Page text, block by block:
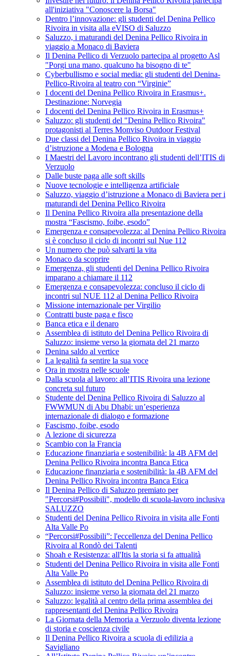
all'iniziativa "Conoscere la Borsa"
Dentro l’innovazione: gli studenti del Denina Pellico
Rivoira in visita alla eVISO di Saluzzo
Saluzzo, i maturandi del Denina Pellico Rivoira in
viaggio a Monaco di Baviera
Il Denina Pellico di Verzuolo partecipa al progetto Asl
"Porgi una mano, qualcuno ha bisogno di te"
Cyberbullismo e social media: gli studenti del Denina-
Pellico-Rivoira al teatro con “Virginie”
I docenti del Denina Pellico Rivoira in Erasmus+.
Destinazione: Norvegia
I docenti del Denina Pellico Rivoira in Erasmus+
Saluzzo: gli studenti del "Denina Pellico Rivoira"
protagonisti al Terres Monviso Outdoor Festival
Due classi del Denina Pellico Rivoira in viaggio
d’istruzione a Modena e Bologna
I Maestri del Lavoro incontrano gli studenti dell’ITIS di
Verzuolo
Dalle buste paga alle soft skills
Nuove tecnologie e intelligenza artificiale
Saluzzo, viaggio d’istruzione a Monaco di Baviera per i
maturandi del Denina Pellico Rivoira
Il Denina Pellico Rivoira alla presentazione della
mostra “Fascismo, foibe, esodo”
Emergenza e consapevolezza: al Denina Pellico Rivoira
si è concluso il ciclo di incontri sul Nue 112
Un numero che può salvarti la vita
Monaco da scoprire
Emergenza, gli studenti del Denina Pellico Rivoira
imparano a chiamare il 112
Emergenza e consapevolezza: concluso il ciclo di
incontri sul NUE 112 al Denina Pellico Rivoira
Missione internazionale per Virgilio
Contratti buste paga e fisco
Banca etica e il denaro
Assemblea di istituto del Denina Pellico Rivoira di
Saluzzo: insieme verso la giornata del 21 marzo
Denina saldo al vertice
La legalità fa sentire la sua voce
Ora in mostra nelle scuole
Dalla scuola al lavoro: all’ITIS Rivoira una lezione
concreta sul futuro
Studente del Denina Pellico Rivoira di Saluzzo al
FWWMUN di Abu Dhabi: un’esperienza
internazionale di dialogo e formazione
Fascismo, foibe, esodo
A lezione di sicurezza
Scambio con la Francia
Educazione finanziaria e sostenibilità: la 4B AFM del
Denina Pellico Rivoira incontra Banca Etica
Educazione finanziaria e sostenibilità: la 4B AFM del
Denina Pellico Rivoira incontra Banca Etica
Il Denina Pellico di Saluzzo premiato per
"Percorsi#Possibili", modello di scuola-lavoro inclusiva
SALUZZO
Studenti del Denina Pellico Rivoira in visita alle Fonti
Alta Valle Po
“Percorsi#Possibili”: l'eccellenza del Denina Pellico
Rivoira al Rondò dei Talenti
Shoah e Resistenza: all'Itis la storia si fa attualità
Studenti del Denina Pellico Rivoira in visita alle Fonti
Alta Valle Po
Assemblea di istituto del Denina Pellico Rivoira di
Saluzzo: insieme verso la giornata del 21 marzo
Saluzzo: legalità al centro della prima assemblea dei
rappresentanti del Denina Pellico Rivoira
La Giornata della Memoria a Verzuolo diventa lezione
di storia e coscienza civile
Il Denina Pellico Rivoira a scuola di edilizia a
Savigliano